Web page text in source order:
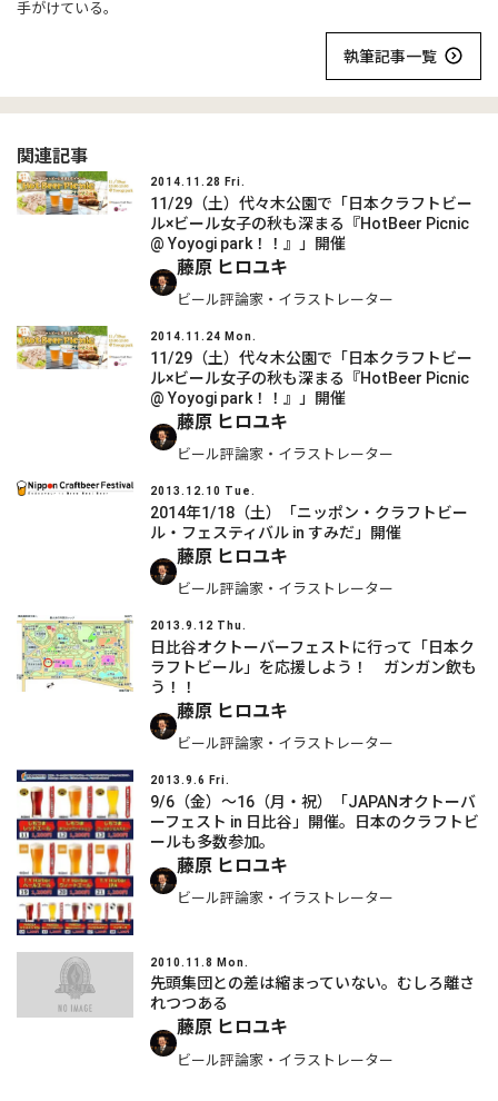
手がけている。
執筆記事一覧
関連記事
2014.11.28 Fri.
11/29（土）代々木公園で「日本クラフトビー
ル×ビール女子の秋も深まる『HotBeer Picnic
@ Yoyogi park！！』」開催
藤原 ヒロユキ
ビール評論家・イラストレーター
2014.11.24 Mon.
11/29（土）代々木公園で「日本クラフトビー
ル×ビール女子の秋も深まる『HotBeer Picnic
@ Yoyogi park！！』」開催
藤原 ヒロユキ
ビール評論家・イラストレーター
2013.12.10 Tue.
2014年1/18（土）「ニッポン・クラフトビー
ル・フェスティバル in すみだ」開催
藤原 ヒロユキ
ビール評論家・イラストレーター
2013.9.12 Thu.
日比谷オクトーバーフェストに行って「日本ク
ラフトビール」を応援しよう！ ガンガン飲も
う！！
藤原 ヒロユキ
ビール評論家・イラストレーター
2013.9.6 Fri.
9/6（金）～16（月・祝）「JAPANオクトーバ
ーフェスト in 日比谷」開催。日本のクラフトビ
ールも多数参加。
藤原 ヒロユキ
ビール評論家・イラストレーター
2010.11.8 Mon.
先頭集団との差は縮まっていない。むしろ離さ
れつつある
藤原 ヒロユキ
ビール評論家・イラストレーター